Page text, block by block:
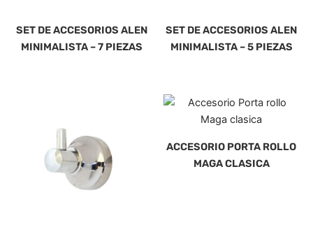
SET DE ACCESORIOS ALEN
MINIMALISTA – 7 PIEZAS
SET DE ACCESORIOS ALEN
MINIMALISTA – 5 PIEZAS
ACCESORIO PORTA ROLLO
MAGA CLASICA